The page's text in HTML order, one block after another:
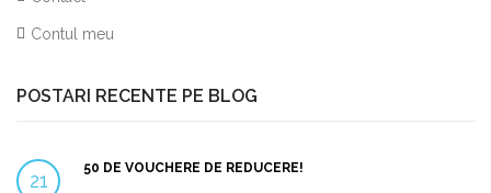
Contul meu
POSTARI RECENTE PE BLOG
21
50 DE VOUCHERE DE REDUCERE!